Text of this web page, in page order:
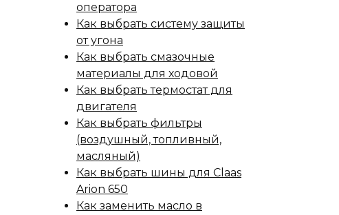
оператора
Как выбрать систему защиты
от угона
Как выбрать смазочные
материалы для ходовой
Как выбрать термостат для
двигателя
Как выбрать фильтры
(воздушный, топливный,
масляный)
Как выбрать шины для Claas
Arion 650
Как заменить масло в